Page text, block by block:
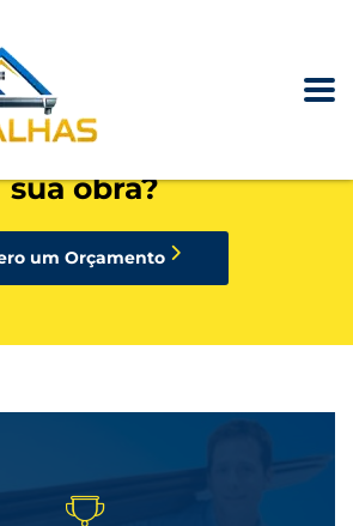
de calhas, rufos,
ou condutores para
sua obra?
um Orçamento